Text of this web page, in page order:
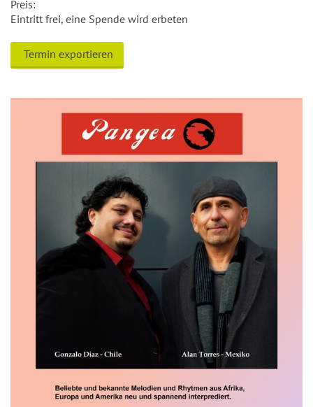
Preis:
Eintritt frei, eine Spende wird erbeten
Termin exportieren